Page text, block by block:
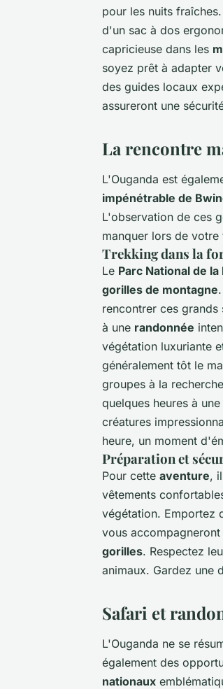
pour les nuits
d'un sac à dos
capricieuse dans les
soyez prêt à adapter
des guides locaux
assureront une
La rencontre
L'Ouganda est
impénétrable de
L'observation de ces
manquer lors de votre
Trekking dans la
Le Parc National de
gorilles de montagne
rencontrer ces
à une randonnée
végétation luxuriante
généralement tôt le
groupes à la
quelques heures à
créatures
heure, un moment
Préparation et
Pour cette aventure,
vêtements
végétation. Emportez
vous
gorilles. Respectez
animaux. Gardez une
Safari et
L'Ouganda ne se
également des
nationaux